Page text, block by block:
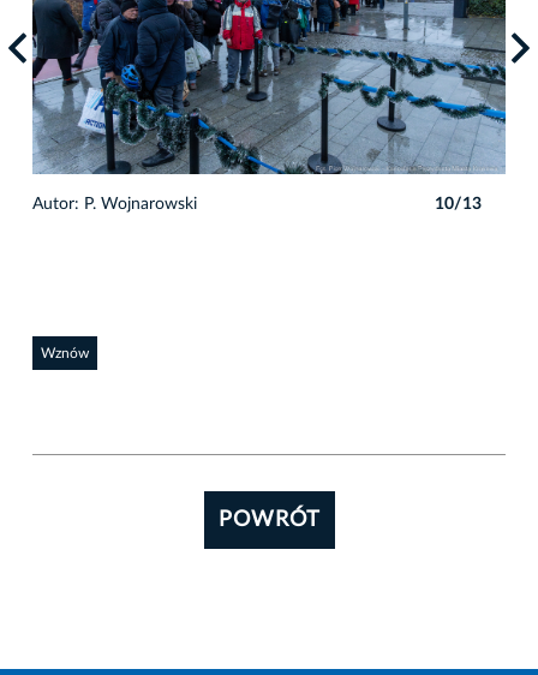
Autor: P. Wojnarowski 10/13
Wznów
POWRÓT